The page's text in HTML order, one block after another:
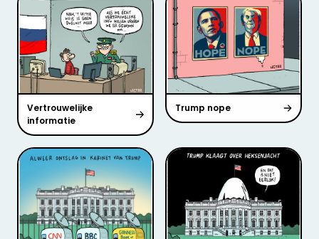
Vertrouwelijke
informatie
Trump nope